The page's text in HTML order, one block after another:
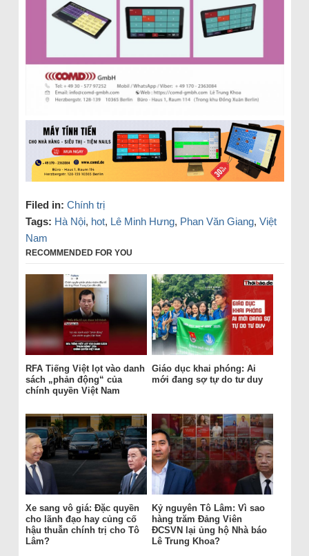
Filed in: Chính trị
Tags: Hà Nội, hot, Lê Minh Hưng, Phan Văn Giang, Việt
Nam
RECOMMENDED FOR YOU
RFA Tiếng Việt lọt vào danh
sách „phản động“ của
chính quyền Việt Nam
Giáo dục khai phóng: Ai
mới đang sợ tự do tư duy
Xe sang vô giá: Đặc quyền
cho lãnh đạo hay củng cố
hậu thuẫn chính trị cho Tô
Lâm?
Kỷ nguyên Tô Lâm: Vì sao
hàng trăm Đảng Viên
ĐCSVN lại ủng hộ Nhà báo
Lê Trung Khoa?